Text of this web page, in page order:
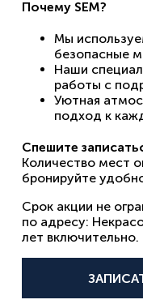
Почему SEM?
Мы
безопасные
Наши
работы с
Уютная
подход к
Спешите
Количество мест
бронируйте
Срок акции не
по адресу:
лет включительно.